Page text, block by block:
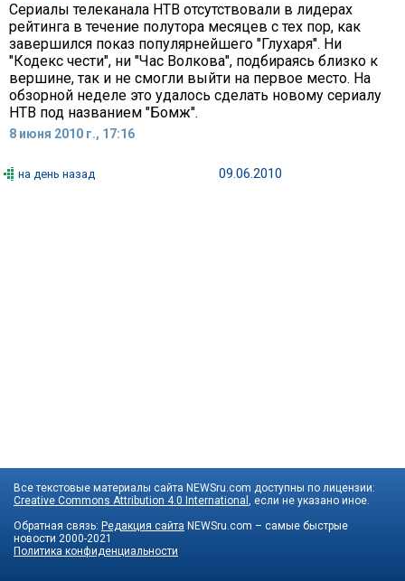
Сериалы телеканала НТВ отсутствовали в лидерах
рейтинга в течение полутора месяцев с тех пор, как
завершился показ популярнейшего "Глухаря". Ни
"Кодекс чести", ни "Час Волкова", подбираясь близко к
вершине, так и не смогли выйти на первое место. На
обзорной неделе это удалось сделать новому сериалу
НТВ под названием "Бомж".
8 июня 2010 г., 17:16
на день назад 09.06.2010
Все текстовые материалы сайта NEWSru.com доступны по лицензии:
Creative Commons Attribution 4.0 International , если не указано иное.
Обратная связь: Редакция сайта NEWSru.com – самые быстрые
новости 2000-2021
Политика конфиденциальности